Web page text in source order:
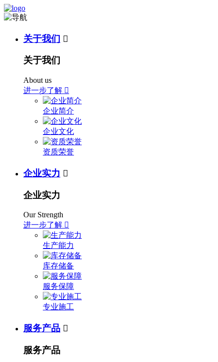
关于我们 
关于我们
About us
进一步了解 
企业简介
企业文化
资质荣誉
企业实力 
企业实力
Our Strength
进一步了解 
生产能力
库存储备
服务保障
专业施工
服务产品 
服务产品